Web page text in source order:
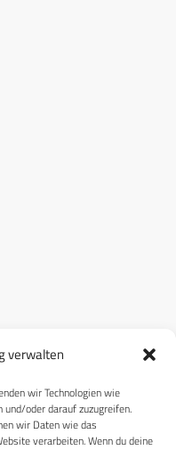
verwalten
wir Technologien wie
oder darauf zuzugreifen.
wir Daten wie das
verarbeiten. Wenn du deine